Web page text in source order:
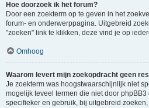
Hoe doorzoek ik het forum?
Door een zoekterm op te geven in het
forum- en onderwerppagina. Uitgebreid
"zoeken" link te klikken, deze vind je op
Omhoog
Waarom levert mijn zoekopdracht geen
Je zoekterm was hoogstwaarschijnlijk niet
mogelijk teveel termen die niet door
specifieker en gebruik, bij uitgebreid